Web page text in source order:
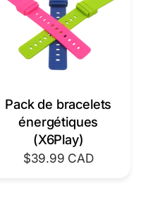
Pack de bracelets
énergétiques
(X6Play)
$39.99 CAD